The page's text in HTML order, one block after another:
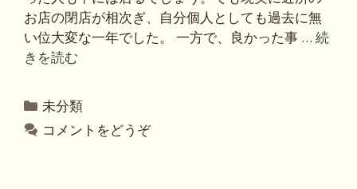
お店の閉店が相次ぎ、自分個人としても過去に無
い位大変な一年でした。 一方で、良かった事 … 続
きを読む
カ
テ
未分類
コメントをどうぞ